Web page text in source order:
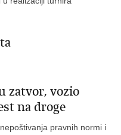
zatvor, vozio
na droge
pravnih normi i